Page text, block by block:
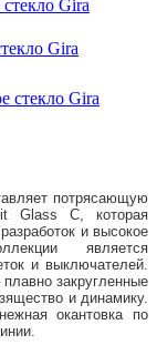
Gira
потрясающую
Glass C, которая
и высокое
является
и выключателей.
закругленные
и динамику.
окантовка по